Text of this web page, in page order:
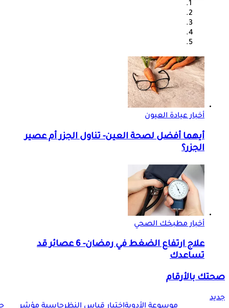
أخبار عيادة العيون
أيهما أفضل لصحة العين- تناول الجزر أم عصير
الجزر؟
أخبار مطبخك الصحي
علاج ارتفاع الضغط في رمضان- 6 عصائر قد
تساعدك
صحتك بالأرقام
جديد